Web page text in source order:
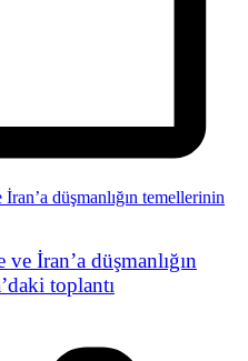
İran’a düşmanlığın
toplantı